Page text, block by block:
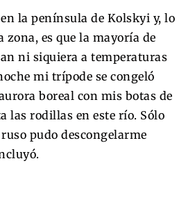
la península de Kolskyi y, lo
zona, es que la mayoría de
ni siquiera a temperaturas
mi trípode se congeló
boreal con mis botas de
las rodillas en este río. Sólo
pudo descongelarme